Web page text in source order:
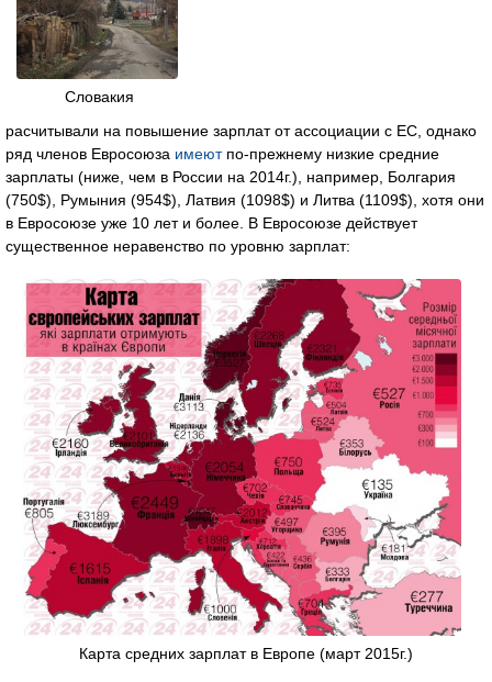
Словакия
расчитывали на повышение зарплат от ассоциации с ЕС, однако
ряд членов Евросоюза имеютпо-прежнему низкие средние
зарплаты (ниже, чем в России на 2014г.), например, Болгария
(750$), Румыния (954$), Латвия (1098$) и Литва (1109$), хотя они
в Евросоюзе уже 10 лет и более. В Евросоюзе действует
существенное неравенство по уровню зарплат:
Карта средних зарплат в Европе (март 2015г.)